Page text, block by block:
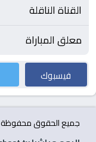
القناة الناقلة
معلق المباراة
فيسبوك
جميع الحقوق محفوظة